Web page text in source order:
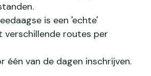
is een 'echte'
verschillende routes per
één van de dagen inschrijven.